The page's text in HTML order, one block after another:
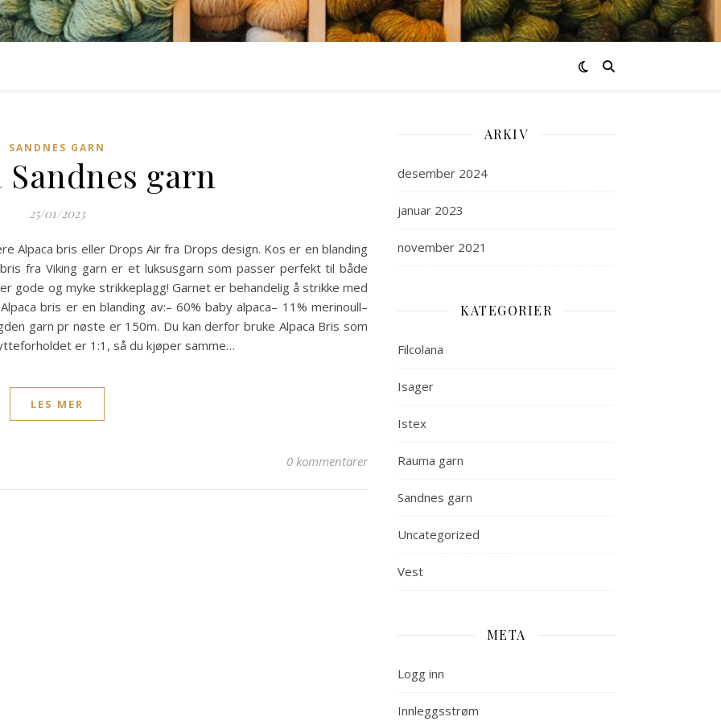
SANDNES GARN
Sandnes garn
25/01/2023
Alpaca bris eller Drops Air fra Drops design. Kos er en blanding
fra Viking garn er et luksusgarn som passer perfekt til både
gode og myke strikkeplagg! Garnet er behandelig å strikke med
bris er en blanding av:– 60% baby alpaca– 11% merinoull–
garn pr nøste er 150m. Du kan derfor bruke Alpaca Bris som
er 1:1, så du kjøper samme…
LES MER
0 kommentarer
ARKIV
desember 2024
januar 2023
november 2021
KATEGORIER
Filcolana
Isager
Istex
Rauma garn
Sandnes garn
Uncategorized
Vest
META
Logg inn
Innleggsstrøm